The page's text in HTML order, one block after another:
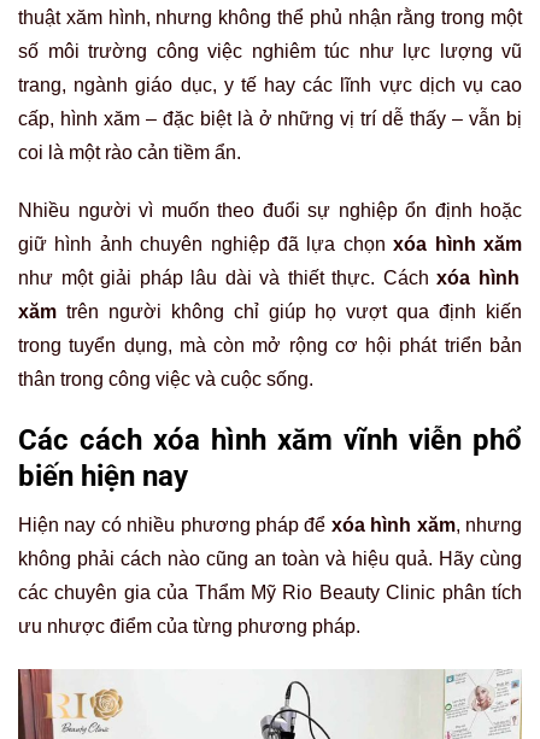
thuật xăm hình, nhưng không thể phủ nhận rằng trong một
số môi trường công việc nghiêm túc như lực lượng vũ
trang, ngành giáo dục, y tế hay các lĩnh vực dịch vụ cao
cấp, hình xăm – đặc biệt là ở những vị trí dễ thấy – vẫn bị
coi là một rào cản tiềm ẩn.
Nhiều người vì muốn theo đuổi sự nghiệp ổn định hoặc
giữ hình ảnh chuyên nghiệp đã lựa chọnxóa hình xăm
như một giải pháp lâu dài và thiết thực. Cách xóa hình
xăm trên người không chỉ giúp họ vượt qua định kiến
trong tuyển dụng, mà còn mở rộng cơ hội phát triển bản
thân trong công việc và cuộc sống.
Các cách xóa hình xăm vĩnh viễn phổ
biến hiện nay
Hiện nay có nhiều phương pháp để xóa hình xăm, nhưng
không phải cách nào cũng an toàn và hiệu quả. Hãy cùng
các chuyên gia của Thẩm Mỹ Rio Beauty Clinic phân tích
ưu nhược điểm của từng phương pháp.